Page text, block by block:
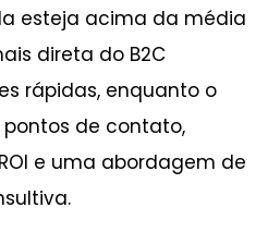
esteja acima da média
direta do B2C
rápidas, enquanto o
pontos de contato,
e uma abordagem de